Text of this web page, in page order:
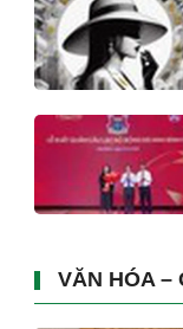
VĂN HÓA –